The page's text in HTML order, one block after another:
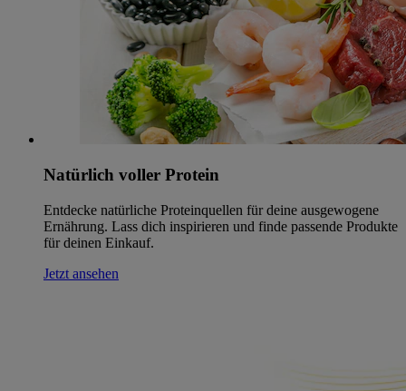
Natürlich voller Protein
Entdecke natürliche Proteinquellen für deine ausgewogene
Ernährung. Lass dich inspirieren und finde passende Produkte
für deinen Einkauf.
Jetzt ansehen